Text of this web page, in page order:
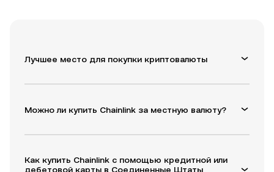
Лучшее место для покупки криптовалюты
Можно ли купить Chainlink за местную валюту?
Как купить Chainlink с помощью кредитной или
дебетовой карты в Соединенные Штаты